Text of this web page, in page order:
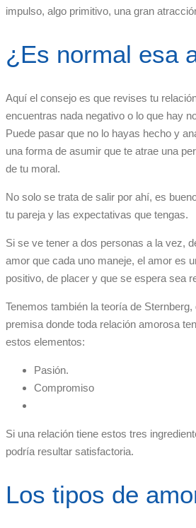
impulso, algo primitivo, una gran
¿Es normal esa
Aquí el consejo es que revises tu
encuentras nada negativo o lo que hay
Puede pasar que no lo hayas hecho y
una forma de asumir que te atrae una
de tu moral.
No solo se trata de salir por ahí, es
tu pareja y las expectativas que tengas.
Si se ve tener a dos personas a la vez,
amor que cada uno maneje, el amor es
positivo, de placer y que se espera sea
Tenemos también la teoría de
premisa donde toda relación amorosa
estos elementos:
Pasión.
Compromiso
Si una relación tiene estos tres
podría resultar satisfactoria.
Los tipos de